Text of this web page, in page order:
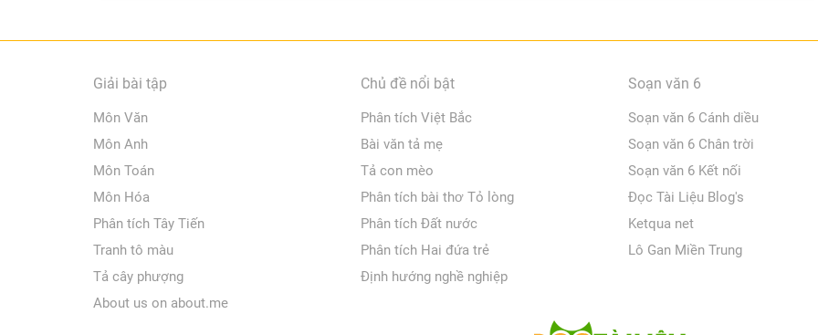
Giải bài tập
Môn Văn
Môn Anh
Môn Toán
Môn Hóa
Phân tích Tây Tiến
Tranh tô màu
Tả cây phượng
About us on about.me
Chủ đề nổi bật
Phân tích Việt Bắc
Bài văn tả mẹ
Tả con mèo
Phân tích bài thơ Tỏ lòng
Phân tích Đất nước
Phân tích Hai đứa trẻ
Định hướng nghề nghiệp
Soạn văn 6
Soạn văn 6 Cánh diều
Soạn văn 6 Chân trời
Soạn văn 6 Kết nối
Đọc Tài Liệu Blog's
Ketqua net
Lô Gan Miền Trung